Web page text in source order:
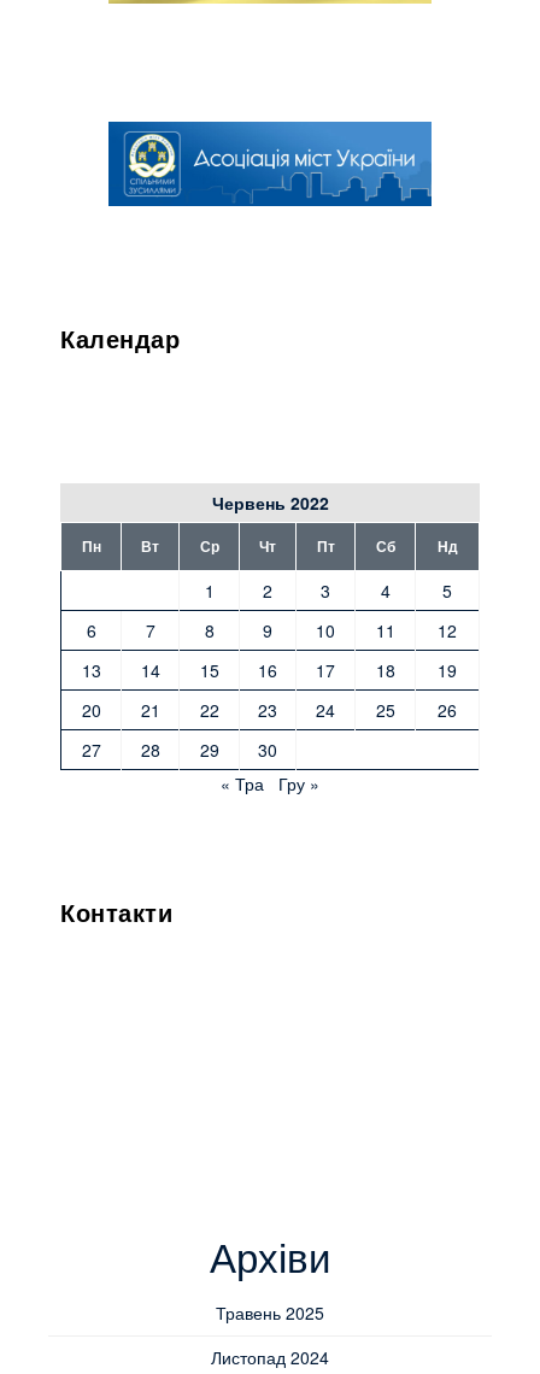
Календар
Червень 2022
Пн Вт Ср Чт Пт Сб Нд
1 2 3 4
5
6
7 8 9 10 11
12
13
14 15 16 17 18
19
20
21 22 23 24 25
26
27
28 29
30
« Тра
Гру »
Контакти
Архіви
Травень 2025
Листопад 2024